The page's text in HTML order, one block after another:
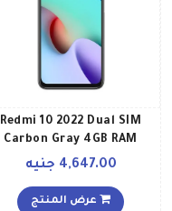
Redmi 10 2022 Dual SIM
Carbon Gray 4GB RAM
128GB Global Version
4,647.00 جنيه
عرض المنتج